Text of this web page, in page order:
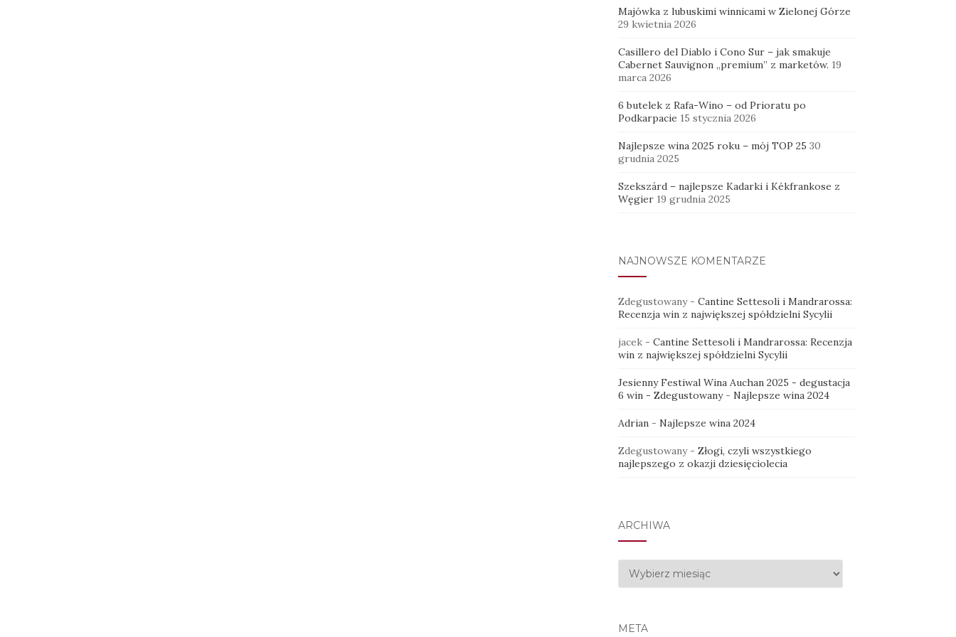
Majówka z lubuskimi winnicami w Zielonej Górze
29 kwietnia 2026
Casillero del Diablo i Cono Sur – jak smakuje
Cabernet Sauvignon „premium” z marketów. 19
marca 2026
6 butelek z Rafa-Wino – od Prioratu po
Podkarpacie 15 stycznia 2026
Najlepsze wina 2025 roku – mój TOP 25 30
grudnia 2025
Szekszárd – najlepsze Kadarki i Kékfrankose z
Węgier 19 grudnia 2025
NAJNOWSZE KOMENTARZE
Zdegustowany- Cantine Settesoli i Mandrarossa:
Recenzja win z największej spółdzielni Sycylii
jacek- Cantine Settesoli i Mandrarossa: Recenzja
win z największej spółdzielni Sycylii
Jesienny Festiwal Wina Auchan 2025 - degustacja
6 win - Zdegustowany- Najlepsze wina 2024
Adrian- Najlepsze wina 2024
Zdegustowany- Złogi, czyli wszystkiego
najlepszego z okazji dziesięciolecia
ARCHIWA
Archiwa
META